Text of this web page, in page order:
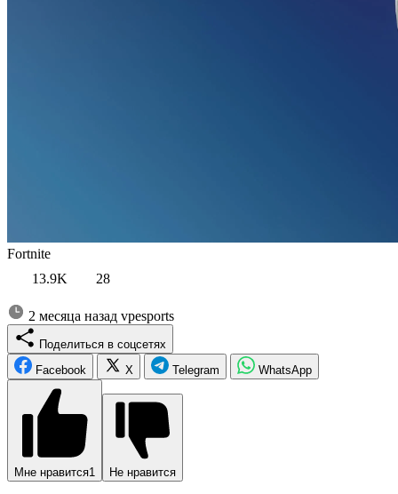
Fortnite
13.9K
28
2 месяца назад vpesports
Поделиться в соцсетях
Facebook
X Telegram WhatsApp
Мне нравится1 Не нравится